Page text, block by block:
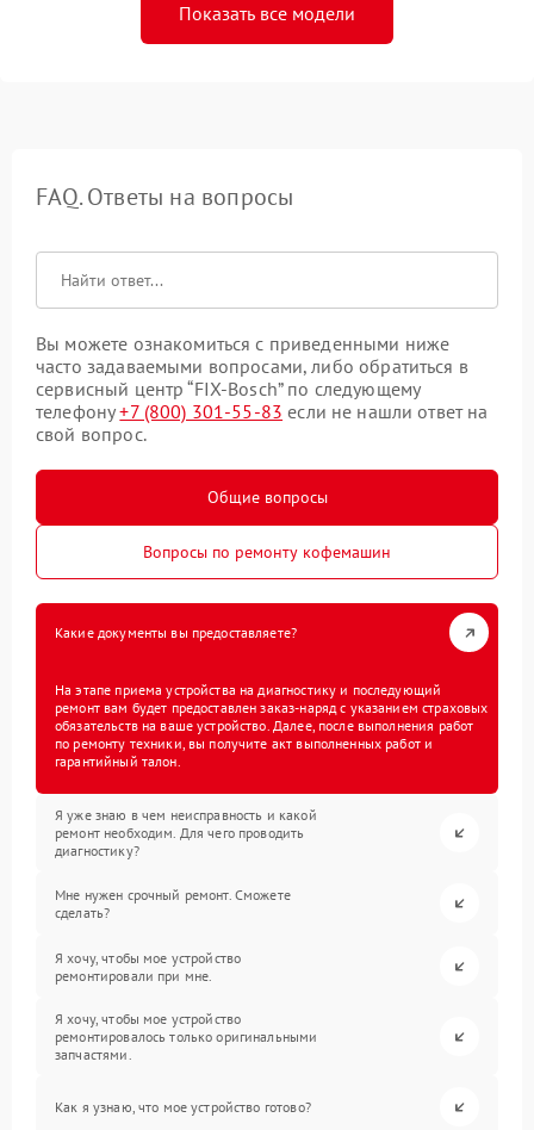
Показать все модели
FAQ. Ответы на вопросы
Вы можете ознакомиться с приведенными ниже
часто задаваемыми вопросами, либо обратиться в
сервисный центр “FIX-Bosch” по следующему
телефону+7 (800) 301-55-83 если не нашли ответ на
свой вопрос.
Общие вопросы
Вопросы по ремонту кофемашин
Какие документы вы предоставляете?
На этапе приема устройства на диагностику и последующий
ремонт вам будет предоставлен заказ-наряд с указанием страховых
обязательств на ваше устройство. Далее, после выполнения работ
по ремонту техники, вы получите акт выполненных работ и
гарантийный талон.
Я уже знаю в чем неисправность и какой
ремонт необходим. Для чего проводить
диагностику?
Мне нужен срочный ремонт. Сможете
сделать?
Я хочу, чтобы мое устройство
ремонтировали при мне.
Я хочу, чтобы мое устройство
ремонтировалось только оригинальными
запчастями.
Как я узнаю, что мое устройство готово?